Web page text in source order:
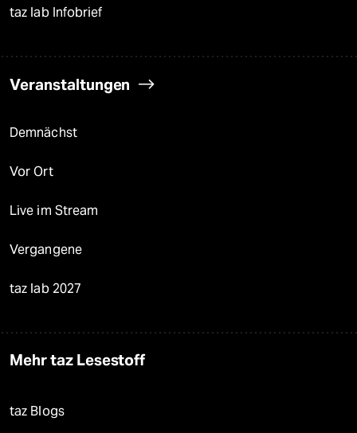
taz lab Infobrief
Veranstaltungen
Demnächst
Vor Ort
Live im Stream
Vergangene
taz lab 2027
Mehr taz Lesestoff
taz Blogs